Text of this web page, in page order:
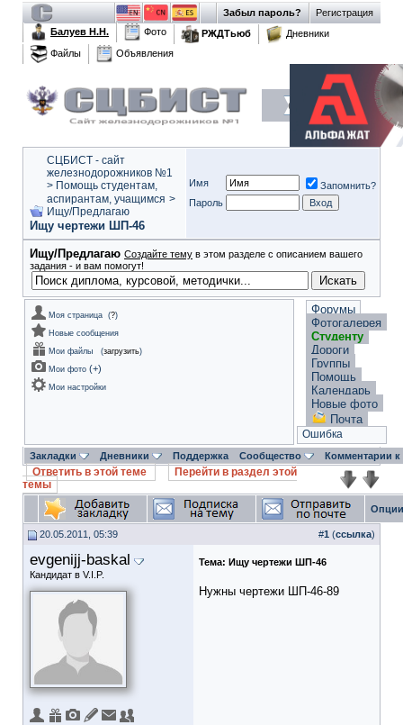
Регистрация
Забыл пароль?
Балуев Н.Н.
Фото РЖДТьюб
Дневники
Файлы
Объявления
СЦБИСТ - сайт
железнодорожников №1
> Помощь студентам,
аспирантам, учащимся >
Ищу/Предлагаю
Ищу чертежи ШП-46
Имя
Запомнить?
Пароль
Ищу/Предлагаю Создайте тему в этом разделе с описанием вашего
задания - и вам помогут!
Моя страница (?)
Новые сообщения
Мои файлы
(загрузить)
Мои фото (+)
Мои настройки
Форумы
Фотогалерея
Студенту
Дороги
Группы
Помощь
Календарь
Новые фото
Почта
Ошибка
Закладки Дневники Поддержка Сообщество Комментарии
Ответить в этой теме
Перейти в раздел этой
темы
20.05.2011, 05:39 #1 (ссылка)
evgenijj-baskal
Кандидат в V.I.P.
Тема: Ищу чертежи ШП-46
Нужны чертежи ШП-46-89